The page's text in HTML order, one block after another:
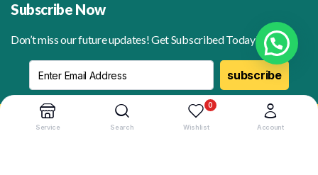
Subscribe Now
Don’t miss our future updates! Get Subscribed Today!
subscribe
Copyright 2025 Ownwash. All Rights Reserved.
Service Search
0
Wishlist Account